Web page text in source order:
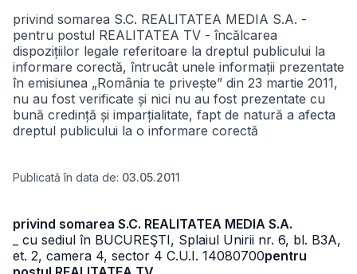
privind somarea S.C. REALITATEA MEDIA S.A. -
pentru postul REALITATEA TV - încălcarea
dispozițiilor legale referitoare la dreptul publicului la
informare corectă, întrucât unele informații prezentate
în emisiunea „România te privește” din 23 martie 2011,
nu au fost verificate și nici nu au fost prezentate cu
bună credință și imparțialitate, fapt de natură a afecta
dreptul publicului la o informare corectă
Publicată în data de: 03.05.2011
privind somarea S.C. REALITATEA MEDIA S.A.
_ cu sediul în BUCUREŞTI, Splaiul Unirii nr. 6, bl. B3A,
et. 2, camera 4, sector 4 C.U.I. 14080700pentru